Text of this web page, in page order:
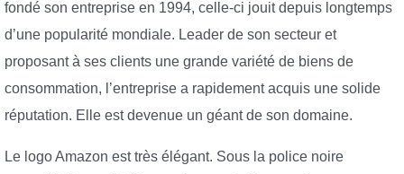
fondé son entreprise en 1994, celle-ci jouit depuis longtemps
d’une popularité mondiale. Leader de son secteur et
proposant à ses clients une grande variété de biens de
consommation, l’entreprise a rapidement acquis une solide
réputation. Elle est devenue un géant de son domaine.
Le logo Amazon est très élégant. Sous la police noire